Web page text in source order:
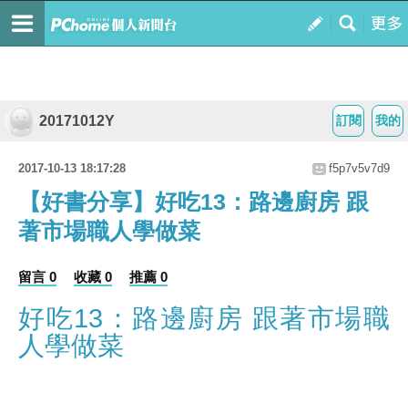
我的
訂閱
20171012Y
2017-10-13 18:17:28 f5p7v5v7d9
【好書分享】好吃13：路邊廚房 跟
著市場職人學做菜
留言 0 收藏 0 推薦 0
好吃13：路邊廚房 跟著市場職
人學做菜